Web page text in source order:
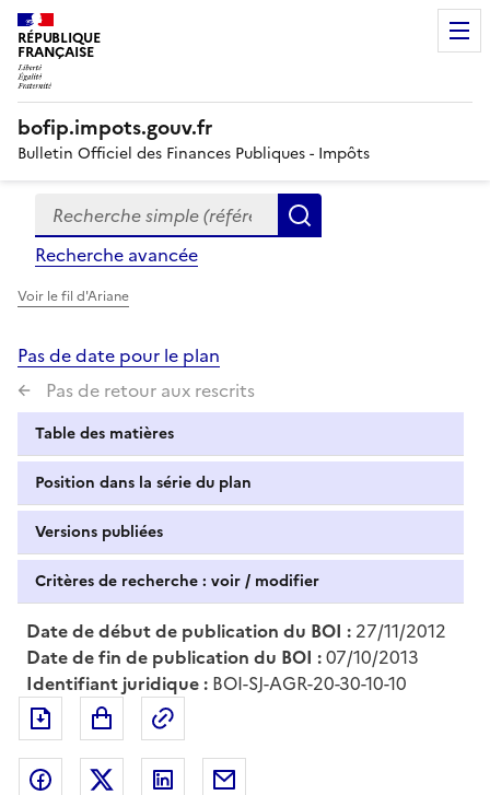
RÉPUBLIQUE
FRANÇAISE
bofip.impots.gouv.fr
Bulletin Officiel des Finances Publiques - Impôts
Formulaire
de
recherche
Recherche simple (références, mots clés, partie du
Recherche avancée
Voir le fil d'Ariane
Pas de date pour le plan
Pas de retour aux rescrits
Table des matières
Position dans la série du plan
Versions publiées
Critères de recherche : voir / modifier
Date de début de publication du BOI : 27/11/2012
Date de fin de publication du BOI :07/10/2013
Identifiant juridique : BOI-SJ-AGR-20-30-10-10
Exporter le document au format pdf
Partager sur Facebook
Partager sur Twitter
Partager sur LinkedIn